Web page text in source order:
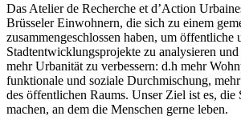
Das Atelier de Recherche et d’Action
Brüsseler Einwohnern, die sich zu einem
zusammengeschlossen haben, um öffentliche
Stadtentwicklungsprojekte zu analysieren
mehr Urbanität zu verbessern: d.h mehr
funktionale und soziale Durchmischung,
des öffentlichen Raums. Unser Ziel ist es, die
machen, an dem die Menschen gerne leben.